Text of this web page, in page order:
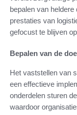
bepalen van heldere
prestaties van
gefocust te blijven
Bepalen van de
Het vaststellen van
een effectieve
onderdelen sturen
waardoor